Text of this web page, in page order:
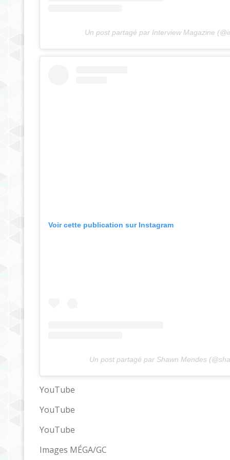
Un post partagé par Interview Magazine
Voir cette publication sur Instagram
Un post partagé par Shawn Mendes
YouTube
YouTube
YouTube
Images MÉGA/GC